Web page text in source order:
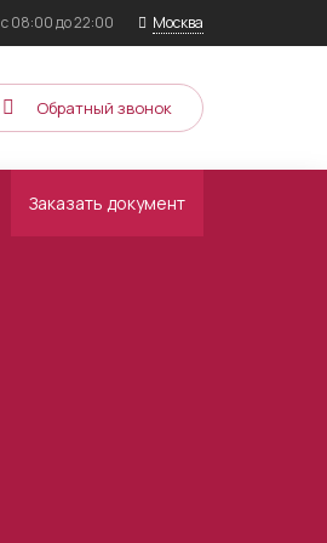
с 08:00 до 22:00 Москва
Обратный звонок
Заказать документ